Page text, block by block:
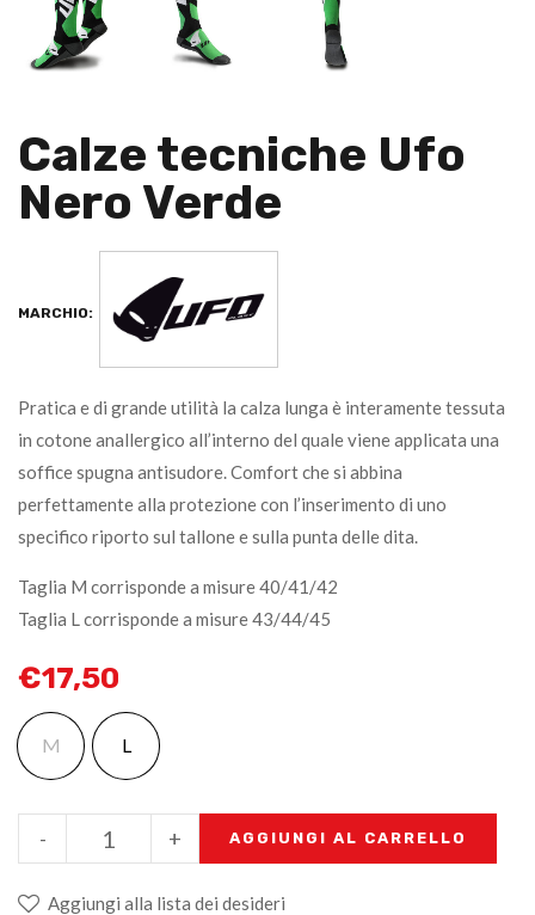
Calze tecniche Ufo
Nero Verde
MARCHIO:
Pratica e di grande utilità la calza lunga è interamente tessuta
in cotone anallergico all’interno del quale viene applicata una
soffice spugna antisudore. Comfort che si abbina
perfettamente alla protezione con l’inserimento di uno
specifico riporto sul tallone e sulla punta delle dita.
Taglia M corrisponde a misure 40/41/42
Taglia L corrisponde a misure 43/44/45
€17,50
M L
+
- AGGIUNGI AL CARRELLO
Aggiungi alla lista dei desideri